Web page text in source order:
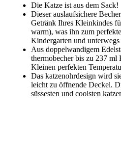
Die Katze ist aus dem Sack!
Dieser auslaufsichere
Getränk Ihres Kleinkindes
warm), was ihn zum
Kindergarten und unterwegs
Aus doppelwandigem
thermobecher bis zu 237
Kleinen perfekten
Das katzenohrdesign wird
leicht zu öffnende Deckel.
süssesten und coolsten